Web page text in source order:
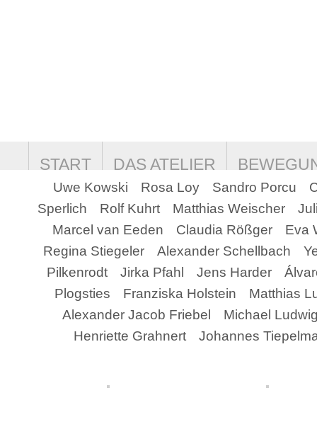
START DAS ATELIER
COOKIE-RICHTLINIE (EU)
Uwe Kowski Rosa Loy Sandro Porcu
Sperlich
Rolf Kuhrt Matthias Weischer
Marcel van Eeden
Claudia Rößger
Eva
Regina Stiegeler
Alexander Schellbach
Pilkenrodt
Jirka Pfahl Jens Harder
Plogsties
Franziska Holstein
Matthias
Alexander Jacob Friebel
Michael
Henriette Grahnert
Johannes